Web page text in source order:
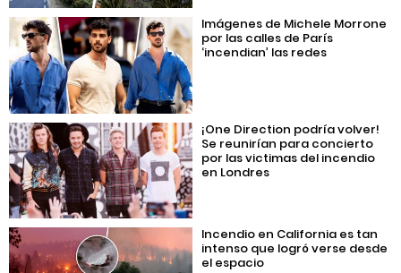
Imágenes de Michele Morrone
por las calles de París
‘incendian’ las redes
¡One Direction podría volver!
Se reunirían para concierto
por las victimas del incendio
en Londres
Incendio en California es tan
intenso que logró verse desde
el espacio